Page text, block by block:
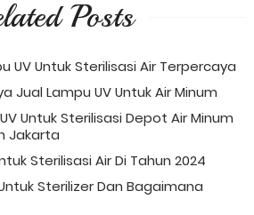
Posts
UV Untuk Sterilisasi Air Terpercaya
Jual Lampu UV Untuk Air Minum
Untuk Sterilisasi Depot Air Minum
Jakarta
Sterilisasi Air Di Tahun 2024
Sterilizer Dan Bagaimana